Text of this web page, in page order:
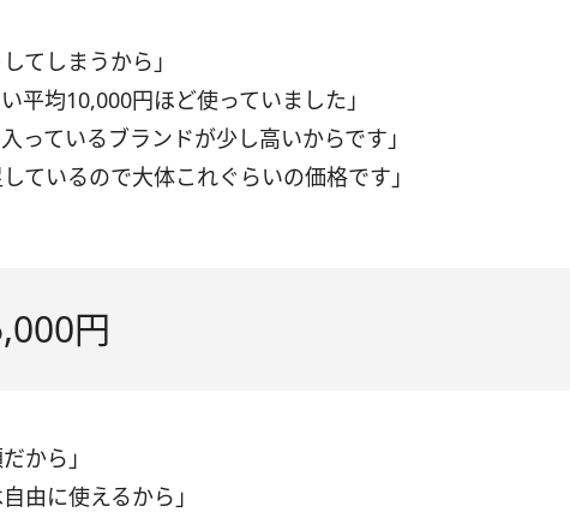
てしまうから」
平均10,000円ほど使っていました」
っているブランドが少し高いからです」
ているので大体これぐらいの価格です」
円
から」
由に使えるから」